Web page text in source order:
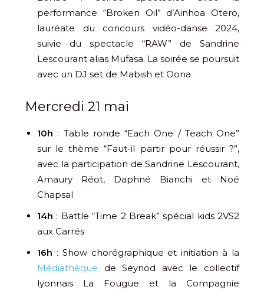
performance “Broken Oil” d’Ainhoa Otero,
lauréate du concours vidéo-danse 2024,
suivie du spectacle “RAW” de Sandrine
Lescourant alias Mufasa. La soirée se poursuit
avec un DJ set de Mabish et Oona
Mercredi 21 mai
10h : Table ronde “Each One / Teach One”
sur le thème “Faut-il partir pour réussir ?”,
avec la participation de Sandrine Lescourant,
Amaury Réot, Daphné Bianchi et Noé
Chapsal
14h : Battle “Time 2 Break” spécial kids 2VS2
aux Carrés
16h : Show chorégraphique et initiation à la
Médiathèque de Seynod avec le collectif
lyonnais La Fougue et la Compagnie